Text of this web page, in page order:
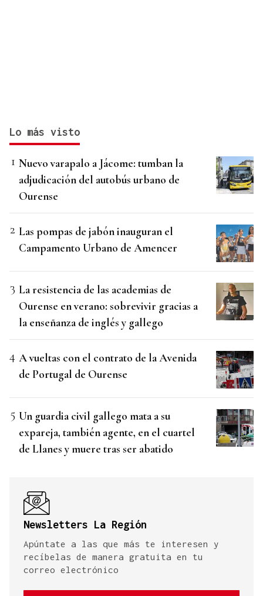
Lo más visto
Nuevo varapalo a Jácome: tumban la
adjudicación del autobús urbano de
Ourense
Las pompas de jabón inauguran el
Campamento Urbano de Amencer
La resistencia de las academias de
Ourense en verano: sobrevivir gracias a
la enseñanza de inglés y gallego
A vueltas con el contrato de la Avenida
de Portugal de Ourense
Un guardia civil gallego mata a su
expareja, también agente, en el cuartel
de Llanes y muere tras ser abatido
Newsletters La Región
Apúntate a las que más te interesen y
recíbelas de manera gratuita en tu
correo electrónico